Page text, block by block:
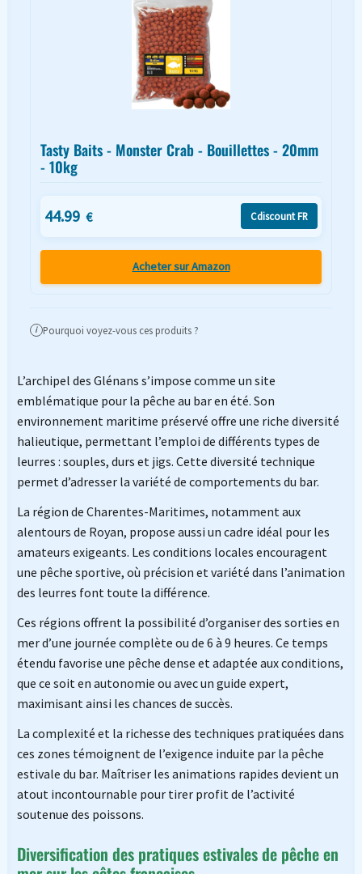
Tasty Baits - Monster Crab - Bouillettes - 20mm
- 10kg
44.99 € Cdiscount FR
Acheter sur Amazon
i Pourquoi voyez-vous ces produits ?
L’archipel des Glénans s’impose comme un site
emblématique pour la pêche au bar en été. Son
environnement maritime préservé offre une riche diversité
halieutique, permettant l’emploi de différents types de
leurres : souples, durs et jigs. Cette diversité technique
permet d’adresser la variété de comportements du bar.
La région de Charentes-Maritimes, notamment aux
alentours de Royan, propose aussi un cadre idéal pour les
amateurs exigeants. Les conditions locales encouragent
une pêche sportive, où précision et variété dans l’animation
des leurres font toute la différence.
Ces régions offrent la possibilité d’organiser des sorties en
mer d’une journée complète ou de 6 à 9 heures. Ce temps
étendu favorise une pêche dense et adaptée aux conditions,
que ce soit en autonomie ou avec un guide expert,
maximisant ainsi les chances de succès.
La complexité et la richesse des techniques pratiquées dans
ces zones témoignent de l’exigence induite par la pêche
estivale du bar. Maîtriser les animations rapides devient un
atout incontournable pour tirer profit de l’activité
soutenue des poissons.
Diversification des pratiques estivales de pêche en